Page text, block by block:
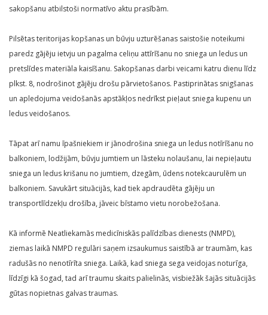
sakopšanu atbilstoši normatīvo aktu prasībām.
Pilsētas teritorijas kopšanas un būvju uzturēšanas saistošie noteikumi
paredz gājēju ietvju un pagalma celiņu attīrīšanu no sniega un ledus un
pretslīdes materiāla kaisīšanu. Sakopšanas darbi veicami katru dienu līdz
plkst. 8, nodrošinot gājēju drošu pārvietošanos. Pastiprinātas snigšanas
un apledojuma veidošanās apstākļos nedrīkst pieļaut sniega kupenu un
ledus veidošanos.
Tāpat arī namu īpašniekiem ir jānodrošina sniega un ledus notīrīšanu no
balkoniem, lodžijām, būvju jumtiem un lāsteku nolaušanu, lai nepieļautu
sniega un ledus krišanu no jumtiem, dzegām, ūdens notekcaurulēm un
balkoniem. Savukārt situācijās, kad tiek apdraudēta gājēju un
transportlīdzekļu drošība, jāveic bīstamo vietu norobežošana.
Kā informē Neatliekamās medicīniskās palīdzības dienests (NMPD),
ziemas laikā NMPD regulāri saņem izsaukumus saistībā ar traumām, kas
radušās no nenotīrīta sniega. Laikā, kad sniega sega veidojas noturīga,
līdzīgi kā šogad, tad arī traumu skaits palielinās, visbiežāk šajās situācijās
gūtas nopietnas galvas traumas.